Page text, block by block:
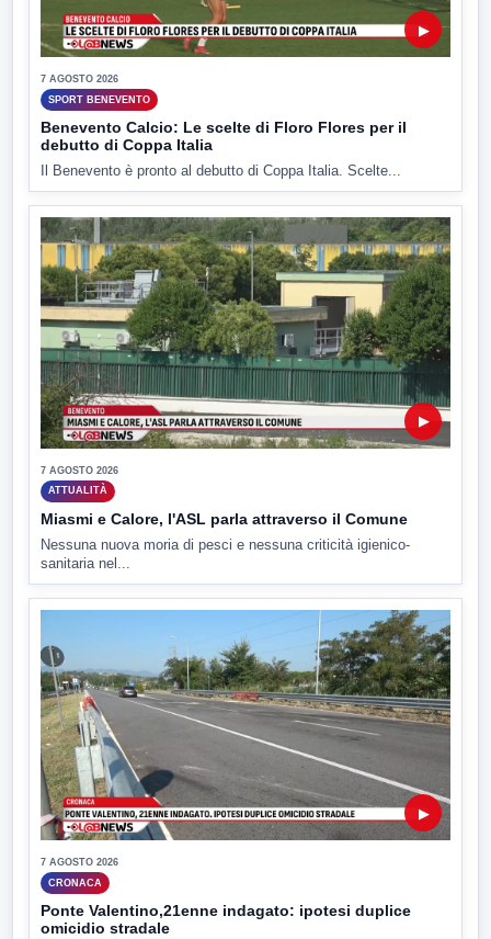
▶
7 AGOSTO 2026
SPORT BENEVENTO
Benevento Calcio: Le scelte di Floro Flores per il
debutto di Coppa Italia
Il Benevento è pronto al debutto di Coppa Italia. Scelte...
▶
7 AGOSTO 2026
ATTUALITÀ
Miasmi e Calore, l'ASL parla attraverso il Comune
Nessuna nuova moria di pesci e nessuna criticità igienico-
sanitaria nel...
▶
7 AGOSTO 2026
CRONACA
Ponte Valentino,21enne indagato: ipotesi duplice
omicidio stradale